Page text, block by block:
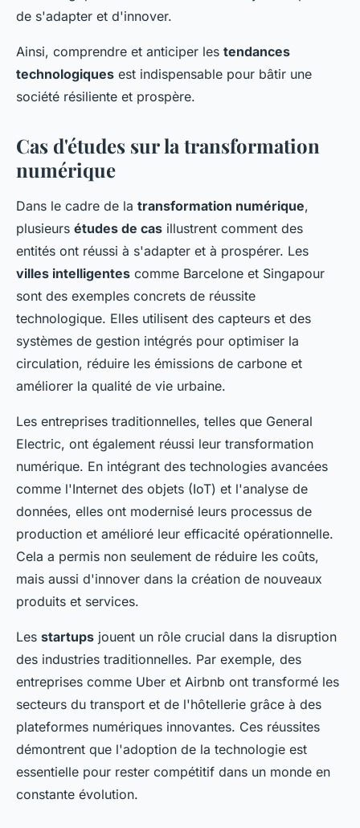
de s'adapter et d'innover.
Ainsi, comprendre et anticiper les tendances
technologiques est indispensable pour bâtir une
société résiliente et prospère.
Cas d'études sur la transformation
numérique
Dans le cadre de la transformation numérique,
plusieurs études de cas illustrent comment des
entités ont réussi à s'adapter et à prospérer. Les
villes intelligentes comme Barcelone et Singapour
sont des exemples concrets de réussite
technologique. Elles utilisent des capteurs et des
systèmes de gestion intégrés pour optimiser la
circulation, réduire les émissions de carbone et
améliorer la qualité de vie urbaine.
Les entreprises traditionnelles, telles que General
Electric, ont également réussi leur transformation
numérique. En intégrant des technologies avancées
comme l'Internet des objets (IoT) et l'analyse de
données, elles ont modernisé leurs processus de
production et amélioré leur efficacité opérationnelle.
Cela a permis non seulement de réduire les coûts,
mais aussi d'innover dans la création de nouveaux
produits et services.
Les startups jouent un rôle crucial dans la disruption
des industries traditionnelles. Par exemple, des
entreprises comme Uber et Airbnb ont transformé les
secteurs du transport et de l'hôtellerie grâce à des
plateformes numériques innovantes. Ces réussites
démontrent que l'adoption de la technologie est
essentielle pour rester compétitif dans un monde en
constante évolution.